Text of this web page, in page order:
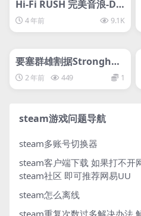
Hi-Fi RUSH 完美音浪-D
加密4 年前 9.1K
svip专属
要塞群雄割据Stronghol
d: Warlords
2 年前 449 1
steam游戏问题导航
steam多账号切换器
steam客户端下载 如果打不开
steam社区 即可推荐网易UU
steam怎么离线